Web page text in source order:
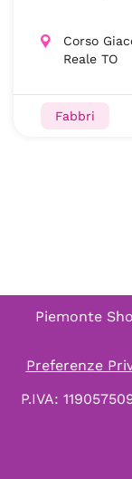
Corso
Reale TO
Fabbri
Piemonte
Preferenze
P.IVA: